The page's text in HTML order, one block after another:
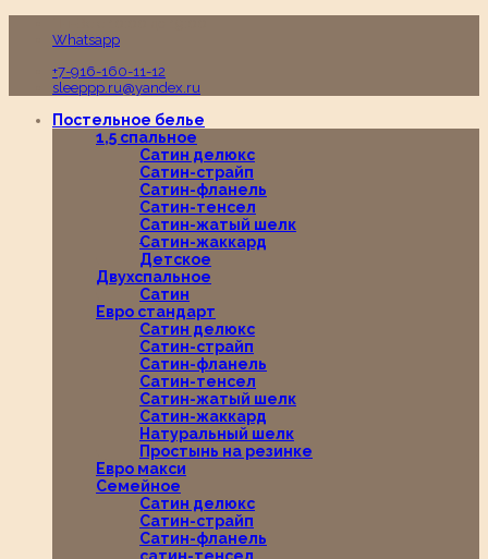
Whatsapp
+7-916-160-11-12
sleeppp.ru@yandex.ru
Постельное белье
1,5 спальное
Сатин делюкс
Сатин-страйп
Сатин-фланель
Сатин-тенсел
Сатин-жатый шелк
Сатин-жаккард
Детское
Двухспальное
Сатин
Евро стандарт
Сатин делюкс
Сатин-страйп
Сатин-фланель
Сатин-тенсел
Сатин-жатый шелк
Сатин-жаккард
Натуральный шелк
Простынь на резинке
Евро макси
Семейное
Сатин делюкс
Сатин-страйп
Сатин-фланель